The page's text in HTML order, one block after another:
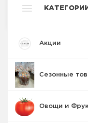
КАТЕГОРИИ
Акции
Сезонные
Овощи и